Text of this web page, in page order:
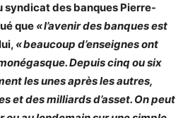
syndicat des banques Pierre-
que « l’avenir des banques est
« beaucoup d’enseignes ont
Depuis cinq ou six
les unes après les autres,
et des milliards d’asset. On peut